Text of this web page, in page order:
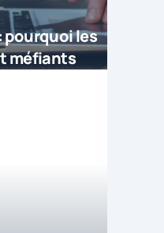
pourquoi les
méfiants